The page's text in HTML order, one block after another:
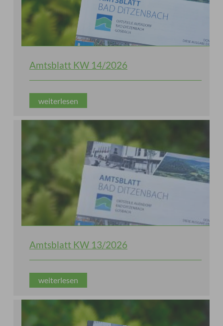
Amtsblatt KW 14/2026
weiterlesen
Amtsblatt KW 13/2026
weiterlesen